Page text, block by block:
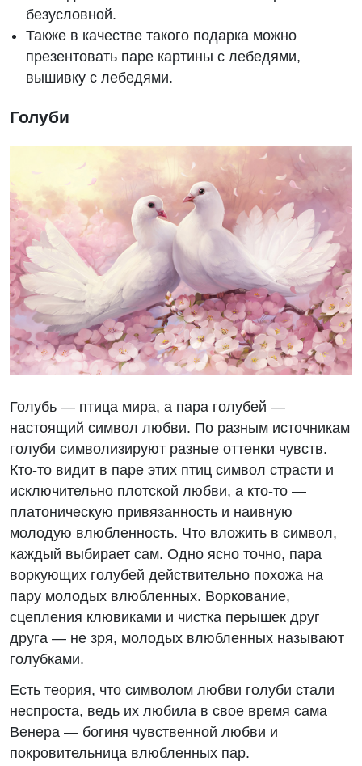
безусловной.
Также в качестве такого подарка можно
презентовать паре картины с лебедями,
вышивку с лебедями.
Голуби
Голубь — птица мира, а пара голубей —
настоящий символ любви. По разным источникам
голуби символизируют разные оттенки чувств.
Кто-то видит в паре этих птиц символ страсти и
исключительно плотской любви, а кто-то —
платоническую привязанность и наивную
молодую влюбленность. Что вложить в символ,
каждый выбирает сам. Одно ясно точно, пара
воркующих голубей действительно похожа на
пару молодых влюбленных. Воркование,
сцепления клювиками и чистка перышек друг
друга — не зря, молодых влюбленных называют
голубками.
Есть теория, что символом любви голуби стали
неспроста, ведь их любила в свое время сама
Венера — богиня чувственной любви и
покровительница влюбленных пар.